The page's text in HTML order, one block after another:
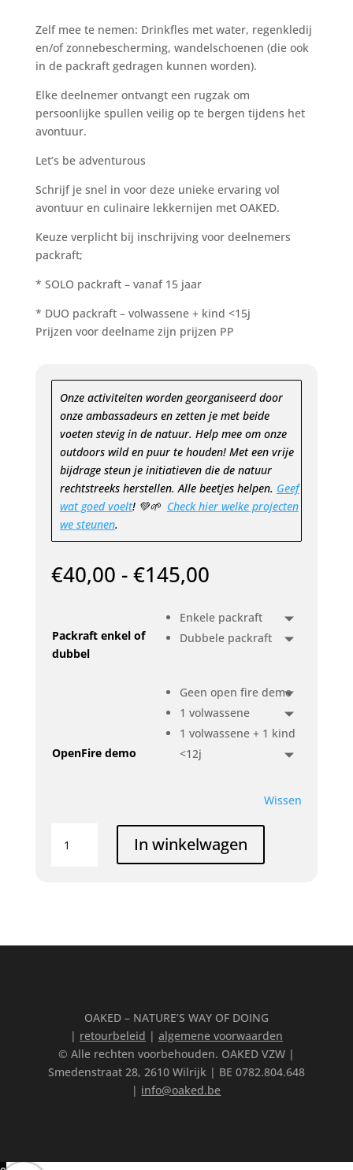
Zelf mee te nemen: Drinkfles met water, regenkledij
en/of zonnebescherming, wandelschoenen (die ook
in de packraft gedragen kunnen worden).
Elke deelnemer ontvangt een rugzak om
persoonlijke spullen veilig op te bergen tijdens het
avontuur.
Let’s be adventurous
Schrijf je snel in voor deze unieke ervaring vol
avontuur en culinaire lekkernijen met OAKED.
Keuze verplicht bij inschrijving voor deelnemers
packraft;
* SOLO packraft – vanaf 15 jaar
* DUO packraft – volwassene + kind <15j
Prijzen voor deelname zijn prijzen PP
Onze activiteiten worden georganiseerd door
onze ambassadeurs en zetten je met beide
voeten stevig in de natuur. Help mee om onze
outdoors wild en puur te houden! Met een vrije
bijdrage steun je initiatieven die de natuur
rechtstreeks herstellen. Alle beetjes helpen. Geef
wat goed voelt! 💚🌱 Check hier welke projecten
we steunen.
€40,00 - €145,00Prijsklasse:
tot
€145,00
Packraft enkel of
dubbel
Enkele packraft
Dubbele packraft
OpenFire demo
Geen open fire demo
1 volwassene
1 volwassene + 1 kind
<12j
Wissen
In winkelwagen
OAKED – NATURE’S WAY OF DOING
| retourbeleid | algemene voorwaarden
© Alle rechten voorbehouden. OAKED VZW |
Smedenstraat 28, 2610 Wilrijk | BE 0782.804.648
| info@oaked.be